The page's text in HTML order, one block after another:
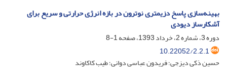
بهینه‌سازی پاسخ دزیمتری نوترون در بازه انرژی حرارتی و سریع برای
آشکارساز دیودی
دوره 3، شماره 2، خرداد 1393، صفحه
1-8
10.22052/2.2.1
حسین ذکی دیزجی؛ فریدون عباسی دوانی؛ طیب کاکاوند